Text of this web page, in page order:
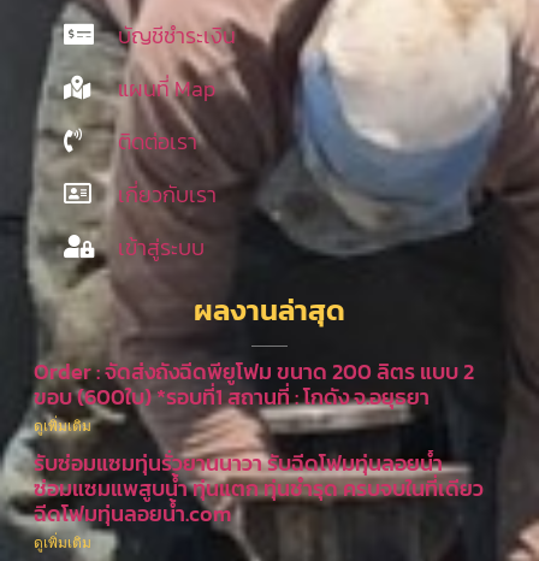
บัญชีชำระเงิน
แผนที่ Map
ติดต่อเรา
เกี่ยวกับเรา
เข้าสู่ระบบ
ผลงานล่าสุด
Order : จัดส่งถังฉีดพียูโฟม ขนาด 200 ลิตร แบบ 2
ขอบ (600ใบ) *รอบที่1 สถานที่ : โกดัง จ.อยุธยา
ดูเพิ่มเติม
รับซ่อมแซมทุ่นรั่วยานนาวา รับฉีดโฟมทุ่นลอยน้ำ
ซ่อมแซมแพสูบน้ำ ทุ่นแตก ทุ่นชำรุด ครบจบในที่เดียว
ฉีดโฟมทุ่นลอยน้ำ.com
ดูเพิ่มเติม